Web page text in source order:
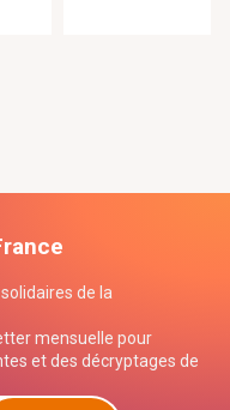
de la
mensuelle pour
et des décryptages de